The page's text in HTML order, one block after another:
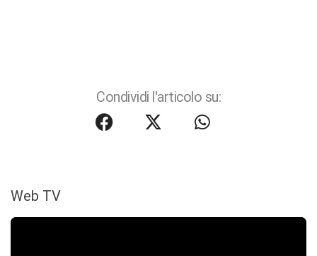
Condividi l'articolo su:
Web TV